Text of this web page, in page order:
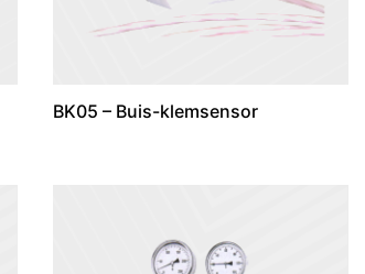
BK05 – Buis-klemsensor